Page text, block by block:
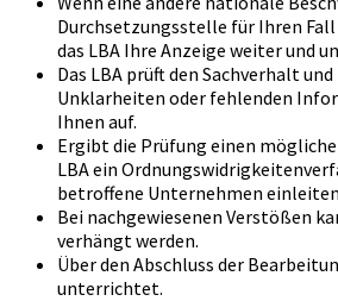
Durchsetzungsstelle für Ihren
das LBA Ihre Anzeige weiter und
Das LBA prüft den Sachverhalt
Unklarheiten oder fehlenden
Ihnen auf.
Ergibt die Prüfung einen
LBA ein
betroffene Unternehmen
Bei nachgewiesenen Verstößen
verhängt werden.
Über den Abschluss der
unterrichtet.